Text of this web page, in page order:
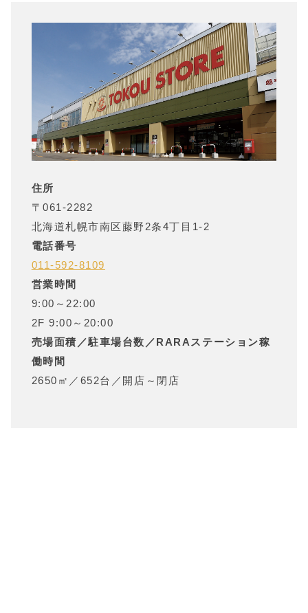
住所
〒061-2282
北海道札幌市南区藤野2条4丁目1-2
電話番号
011-592-8109
営業時間
9:00～22:00
2F 9:00～20:00
売場面積／駐車場台数／RARAステーション稼
働時間
2650㎡ ／ 652台 ／ 開店～閉店